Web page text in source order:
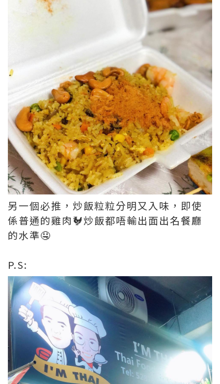
另一個必推，炒飯粒粒分明又入味，即使
係普通的雞肉🐓炒飯都唔輸出面出名餐廳
的水準🤤
P.S: